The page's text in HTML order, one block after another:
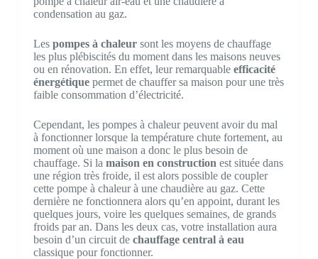
condensation au gaz.
Les pompes à chaleursont les moyens de chauffage
les plus plébiscités du moment dans les maisons neuves
ou en rénovation. En effet, leur remarquable efficacité
énergétiquepermet de chauffer sa maison pour une très
faible consommation d’électricité.
Cependant, les pompes à chaleur peuvent avoir du mal
à fonctionner lorsque la température chute fortement, au
moment où une maison a donc le plus besoin de
chauffage. Si la maison en construction est située dans
une région très froide, il est alors possible de coupler
cette pompe à chaleur à une chaudière au gaz. Cette
dernière ne fonctionnera alors qu’en appoint, durant les
quelques jours, voire les quelques semaines, de grands
froids par an. Dans les deux cas, votre installation aura
besoin d’un circuit de chauffage central à eau
classique pour fonctionner.